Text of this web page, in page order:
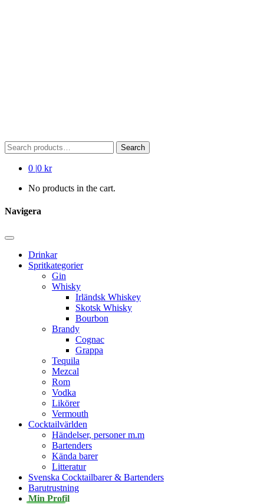
Search
for:
Search
0 |0 kr
No products in the cart.
Navigera
Drinkar
Spritkategorier
Gin
Whisky
Irländsk Whiskey
Skotsk Whisky
Bourbon
Brandy
Cognac
Grappa
Tequila
Mezcal
Rom
Vodka
Likörer
Vermouth
Cocktailvärlden
Händelser, personer m.m
Bartenders
Kända barer
Litteratur
Svenska Cocktailbarer & Bartenders
Barutrustning
Min Profil